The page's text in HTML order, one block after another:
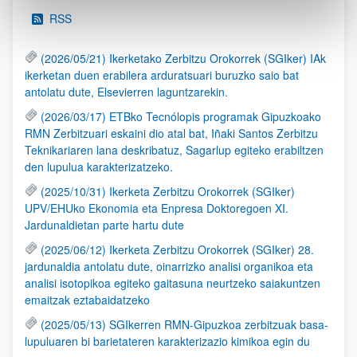
RSS
(2026/05/21) Ikerketako Zerbitzu Orokorrek (SGIker) IAk
ikerketan duen erabilera arduratsuari buruzko saio bat
antolatu dute, Elsevierren laguntzarekin.
(2026/03/17) ETBko Tecnólopis programak Gipuzkoako
RMN Zerbitzuari eskaini dio atal bat, Iñaki Santos Zerbitzu
Teknikariaren lana deskribatuz, Sagarlup egiteko erabiltzen
den lupulua karakterizatzeko.
(2025/10/31) Ikerketa Zerbitzu Orokorrek (SGIker)
UPV/EHUko Ekonomia eta Enpresa Doktoregoen XI.
Jardunaldietan parte hartu dute
(2025/06/12) Ikerketa Zerbitzu Orokorrek (SGIker) 28.
jardunaldia antolatu dute, oinarrizko analisi organikoa eta
analisi isotopikoa egiteko gaitasuna neurtzeko saiakuntzen
emaitzak eztabaidatzeko
(2025/05/13) SGIkerren RMN-Gipuzkoa zerbitzuak basa-
lupuluaren bi barietateren karakterizazio kimikoa egin du